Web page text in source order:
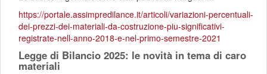
https://portale.assimpredilance.it/articoli/variazioni-percentuali-
dei-prezzi-dei-materiali-da-costruzione-piu-significativi-
registrate-nell-anno-2018-e-nel-primo-semestre-2021
Legge di Bilancio 2025: le novità in tema di caro
materiali